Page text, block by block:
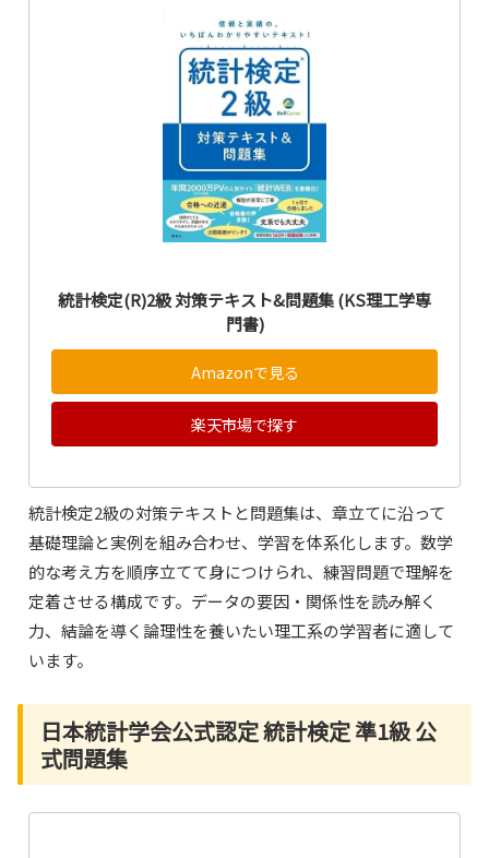
統計検定(R)2級 対策テキスト&問題集 (KS理工学専
門書)
Amazonで見る
楽天市場で探す
統計検定2級の対策テキストと問題集は、章立てに沿って
基礎理論と実例を組み合わせ、学習を体系化します。数学
的な考え方を順序立てて身につけられ、練習問題で理解を
定着させる構成です。データの要因・関係性を読み解く
力、結論を導く論理性を養いたい理工系の学習者に適して
います。
日本統計学会公式認定 統計検定 準1級 公
式問題集